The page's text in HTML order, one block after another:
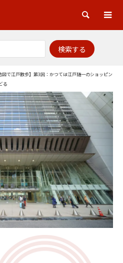
検索
図で江戸散歩】第3回：かつては江戸随一のショッピン
る